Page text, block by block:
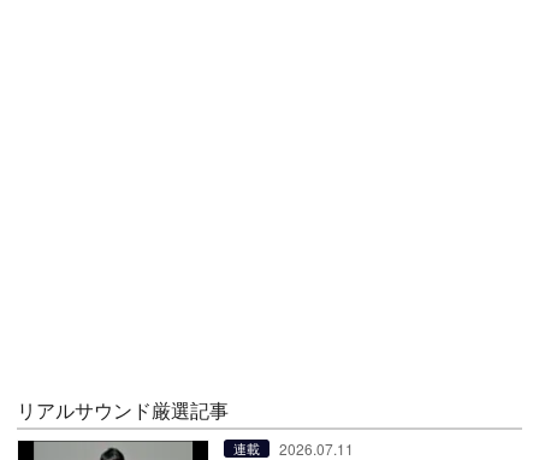
リアルサウンド厳選記事
連載 2026.07.11